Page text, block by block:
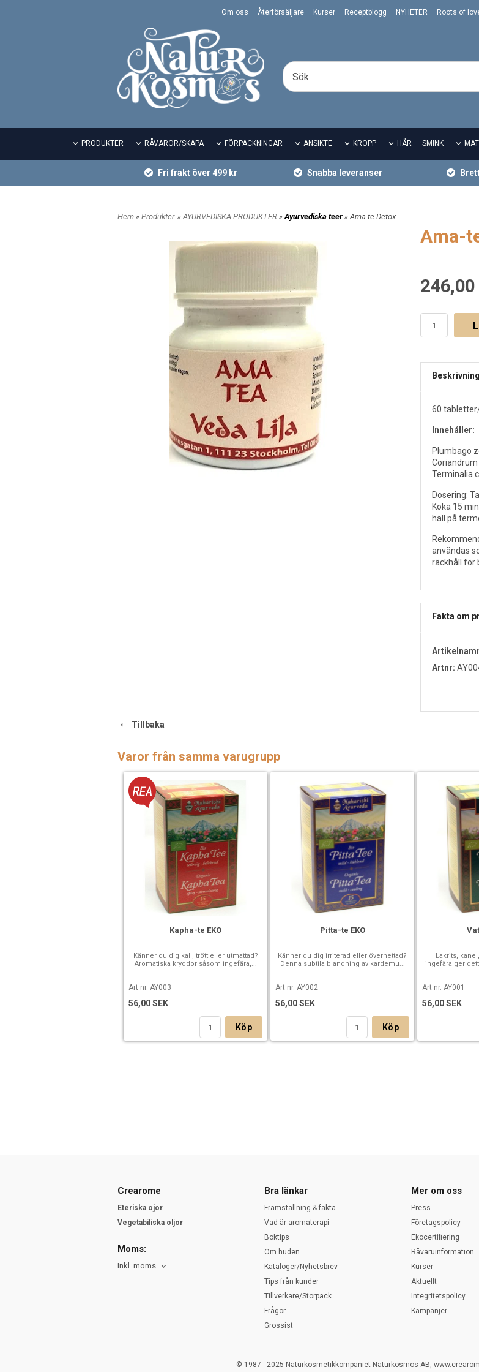
Om oss Återförsäljare Kurser Receptblogg NYHETER Roots of
PRODUKTER RÅVAROR/SKAPA FÖRPACKNINGAR ANSIKTE KROPP HÅR SMINK
Fri frakt över 499 kr Snabba leveranser
Hem » Produkter. »AYURVEDISKA PRODUKTER »Ayurvediska teer » Ama-te Detox
Ama-
246,00
Beskrivning
60
Innehåller:
Plumbago
Terminalia
Dosering:
Koka 15
häll på
användas
räckhåll för
Fakta om
Artnr:
Tillbaka
Varor från samma varugrupp
Kapha-te EKO
Känner du dig kall, trött eller utmattad?
Aromatiska kryddor såsom ingefära,...
Art nr. AY003
56,00 SEK
Köp
Pitta-te EKO
Känner du dig irriterad eller överhettad?
Denna subtila blandning av kardemu...
Art nr. AY002
56,00 SEK
Köp
Lakrits,
ingefära ger
Art nr. AY001
56,00 SEK
Crearome
Eteriska ojor
Vegetabiliska oljor
Moms:
Inkl. moms
Bra länkar
Framställning & fakta
Vad är aromaterapi
Boktips
Om huden
Kataloger/Nyhetsbrev
Tips från kunder
Tillverkare/Storpack
Frågor
Grossist
Mer om oss
Press
Företagspolicy
Ekocertifiering
Råvaruinformation
Kurser
Aktuellt
Integritetspolicy
Kampanjer
© 1987 - 2025 Naturkosmetikkompaniet Naturkosmos AB,